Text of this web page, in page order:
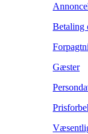
Betaling
Gæster